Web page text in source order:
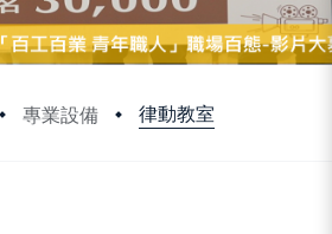
專業設備 律動教室